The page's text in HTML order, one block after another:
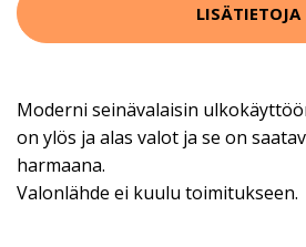
LISÄTIETOJA
Moderni seinävalaisin
on ylös ja alas valot ja se on
harmaana.
Valonlähde ei kuulu toimitukseen.